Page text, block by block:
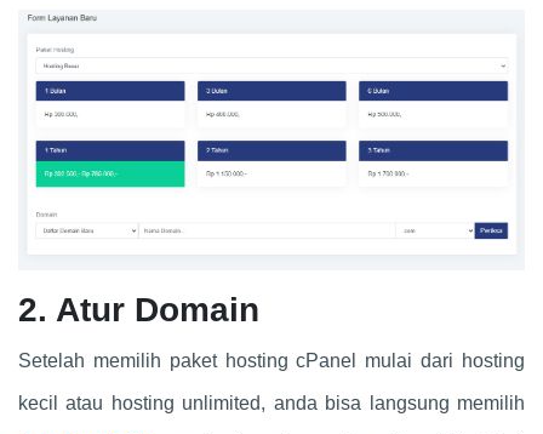
2. Atur Domain
Setelah memilih paket hosting cPanel mulai dari hosting
kecil atau hosting unlimited, anda bisa langsung memilih